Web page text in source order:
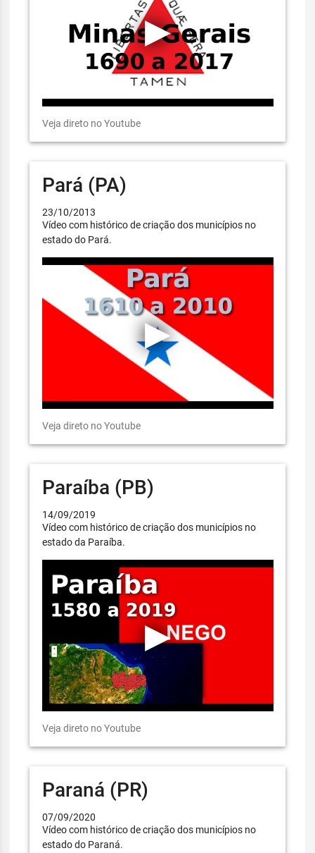
Veja direto no Youtube
Pará (PA)
23/10/2013
Vídeo com histórico de criação dos municípios no
estado do Pará.
Veja direto no Youtube
Paraíba (PB)
14/09/2019
Vídeo com histórico de criação dos municípios no
estado da Paraíba.
Veja direto no Youtube
Paraná (PR)
07/09/2020
Vídeo com histórico de criação dos municípios no
estado do Paraná.